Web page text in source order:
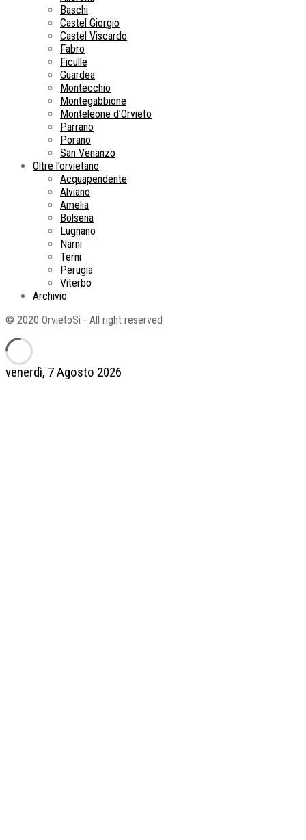
venerdì, 7 Agosto 2026
Baschi
Castel Giorgio
Castel Viscardo
Fabro
Ficulle
Guardea
Montecchio
Montegabbione
Monteleone d’Orvieto
Parrano
Porano
San Venanzo
Oltre l’orvietano
Acquapendente
Alviano
Amelia
Bolsena
Lugnano
Narni
Terni
Perugia
Viterbo
Archivio
© 2020 OrvietoSi - All right reserved